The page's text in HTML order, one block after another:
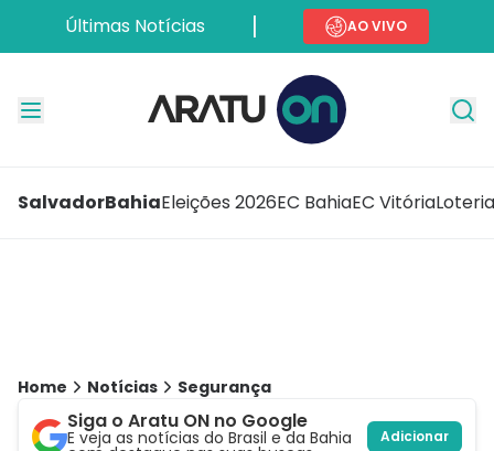
Últimas Notícias AO VIVO
SalvadorBahiaEleições 2026EC BahiaEC Vitória
Home Notícias Segurança
Siga o Aratu ON no Google
E veja as notícias do Brasil e da Bahia Adicionar